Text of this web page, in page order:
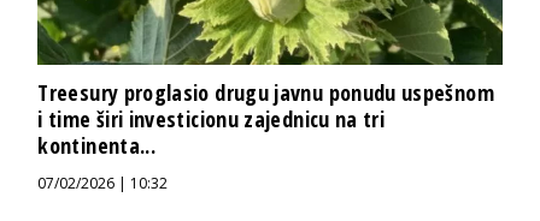
Treesury proglasio drugu javnu ponudu uspešnom
i time širi investicionu zajednicu na tri
kontinenta...
07/02/2026 | 10:32